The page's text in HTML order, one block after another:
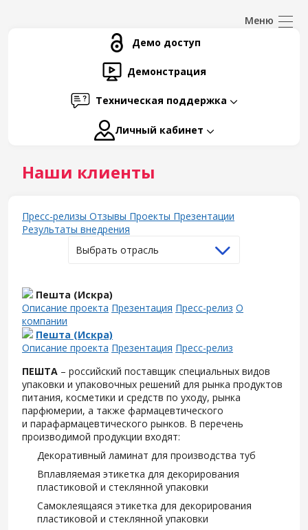
Демо доступ
Демонстрация
Техническая поддержка
Личный кабинет
Наши клиенты
Пресс-релизы Отзывы Проекты Презентации
Результаты внедрения
Выбрать отрасль
Пешта (Искра)
Описание проекта Презентация Пресс-релиз О
компании
Пешта (Искра)
Описание проекта Презентация Пресс-релиз
ПЕШТА – российский поставщик специальных видов
упаковки и упаковочных решений для рынка продуктов
питания, косметики и средств по уходу, рынка
парфюмерии, а также фармацевтического
и парафармацевтического рынков. В перечень
производимой продукции входят:
Декоративный ламинат для производства туб
Вплавляемая этикетка для декорирования
пластиковой и стеклянной упаковки
Самоклеящаяся этикетка для декорирования
пластиковой и стеклянной упаковки